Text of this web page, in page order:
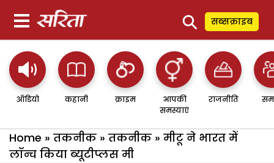
⚲ सब्सक्राइब
ऑडियो कहानी क्राइम
आपकी
समस्याएं
राजनीति
Home » तकनीक » तकनीक » मीटू ने भारत में
लॉन्च किया ब्यूटीप्लस मी